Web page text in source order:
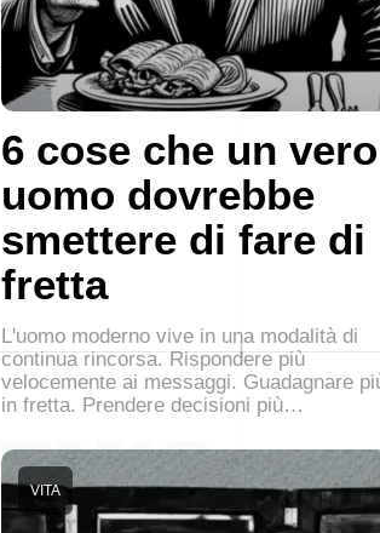
6 cose che un vero
uomo dovrebbe
smettere di fare di
fretta
L'uomo moderno vive in una modalità di
continua rincorsa. Rispondere più
velocemente ai messaggi. Guadagnare
in fretta. Prendere decisioni più…
VITA